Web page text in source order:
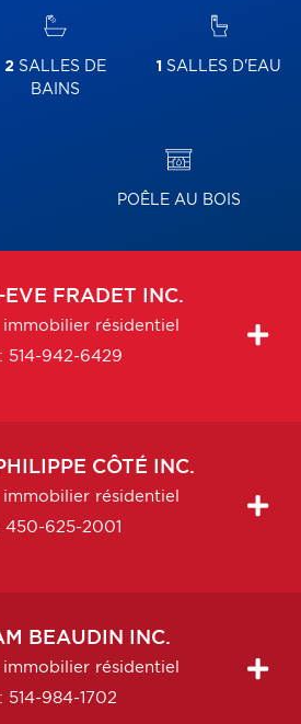
2 SALLES DE
BAINS
1 SALLES D'EAU
POÊLE AU BOIS
EVE FRADET INC.
résidentiel
514-942-6429
CÔTÉ INC.
résidentiel
450-625-2001
BEAUDIN INC.
résidentiel
514-984-1702